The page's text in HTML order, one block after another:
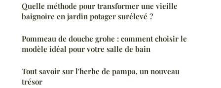
Quelle méthode pour transformer une vieille
baignoire en jardin potager surélevé ?
Pommeau de douche grohe : comment choisir le
modèle idéal pour votre salle de bain
Tout savoir sur l'herbe de pampa, un nouveau
trésor